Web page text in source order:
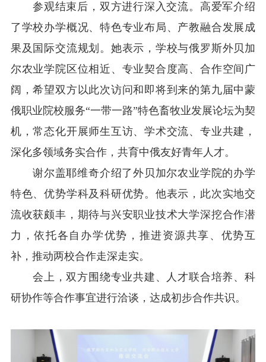
参观结束后，双方进行深入交流。高爱军介绍
了学校办学概况、特色专业布局、产教融合发展成
果及国际交流规划。她表示，学校与俄罗斯外贝加
尔农业学院区位相近、专业契合度高、合作空间广
阔，希望双方以此次访问和即将到来的第九届中蒙
俄职业院校服务“一带一路”特色畜牧业发展论坛为契
机，常态化开展师生互访、学术交流、专业共建，
深化多领域务实合作，共育中俄友好青年人才。
谢尔盖耶维奇介绍了外贝加尔农业学院的办学
特色、优势学科及科研优势。他表示，此次实地交
流收获颇丰，期待与兴安职业技术大学深挖合作潜
力，依托各自办学优势，推进资源共享、优势互
补，推动两校合作走深走实。
会上，双方围绕专业共建、人才联合培养、科
研协作等合作事宜进行洽谈，达成初步合作共识。